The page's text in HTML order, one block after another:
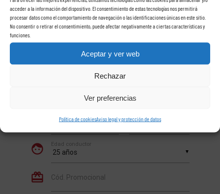
acceder a la información del dispositivo. El consentimiento de estas tecnologías nos permitirá
procesar datos como el comportamiento de navegación o las identificaciones únicas en este sitio.
No consentir o retirar el consentimiento, puede afectar negativamente a ciertas características y
funciones.
Aceptar y ver web
Rechazar
Ver preferencias
Política de cookiesAviso legal y protección de datos